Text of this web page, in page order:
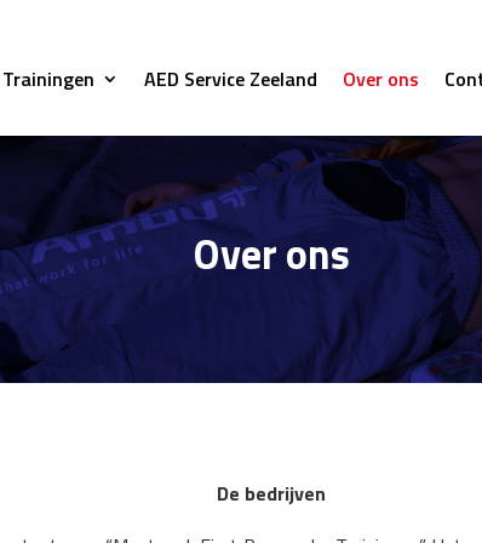
AED Service Zeeland Over ons
Over ons
De bedrijven